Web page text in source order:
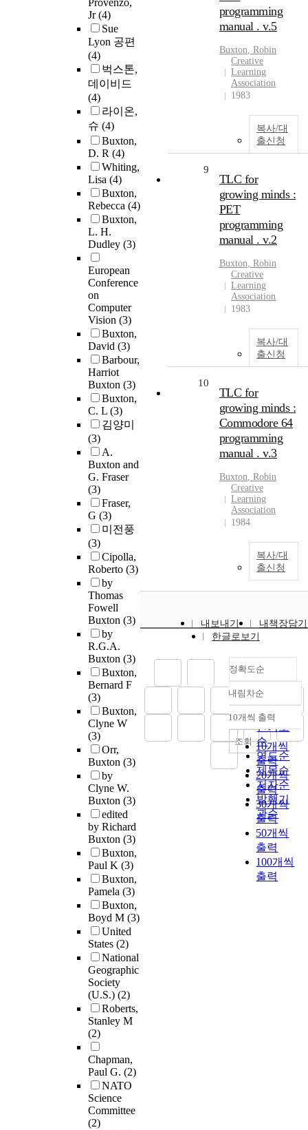
Provenzo,
Jr(4)
Sue
Lyon 공편
(4)
벅스톤,
데이비드
(4)
라이온,
슈 (4)
Buxton,
D. R (4)
Whiting,
Lisa (4)
Buxton,
Rebecca (4)
Buxton,
L. H.
Dudley (3)
European
Conference
on
Computer
Vision (3)
Buxton,
David (3)
Barbour,
Harriot
Buxton (3)
Buxton,
C. L (3)
김양미
(3)
A.
Buxton and
G. Fraser
(3)
Fraser,
G (3)
미전풍
(3)
Cipolla,
Roberto (3)
by
Thomas
Fowell
Buxton (3)
by
R.G.A.
Buxton (3)
Buxton,
Bernard F
(3)
Buxton,
Clyne W
(3)
Orr,
Buxton (3)
by
Clyne W.
Buxton (3)
edited
by Richard
Buxton (3)
Buxton,
Paul K (3)
Buxton,
Pamela (3)
Buxton,
Boyd M (3)
United
States (2)
National
Geographic
Society
(U.S.) (2)
Roberts,
Stanley M
(2)
Chapman,
Paul G. (2)
NATO
Science
Committee
(2)
programming
manual . v.5
Buxton, Robin
Creative
Learning
Association
1983
복사/대
출신청
9
TLC for
growing minds :
PET
programming
manual . v.2
Buxton, Robin
Creative
Learning
Association
1983
복사/대
출신청
10
TLC for
growing minds :
Commodore 64
programming
manual . v.3
Buxton, Robin
Creative
Learning
Association
1984
복사/대
출신청
내보내기
내책장담기
한글로보기
정확도순
정확도
순
인기도
순
연도순
제목순
저자순
발행기
관순
내림차순
내림차순
10개씩 출력
10개씩
출력
20개씩
출력
30개씩
출력
50개씩
출력
100개씩
출력
조회